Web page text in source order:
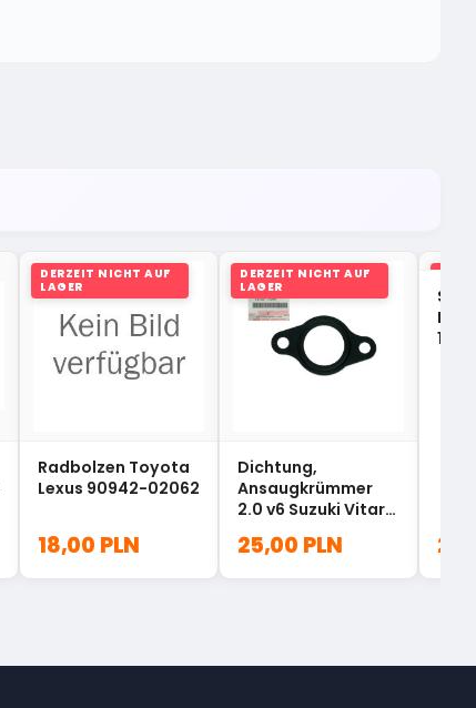
DERZEIT NICHT AUF
LAGER
Radbolzen Toyota
Lexus 90942-02062
18,00 PLN
DERZEIT NICHT AUF
LAGER
Dichtung,
Ansaugkrümmer
2.0 v6 Suzuki Vitara
25,00 PLN